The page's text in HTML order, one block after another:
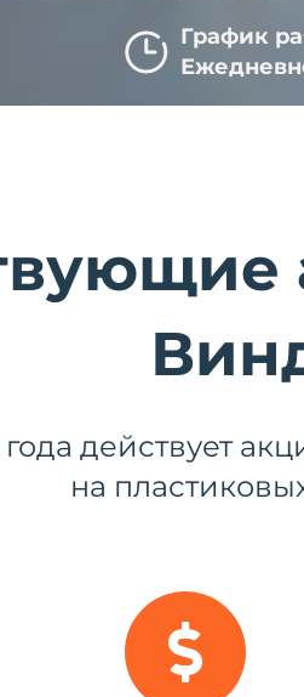
График
года действует
на